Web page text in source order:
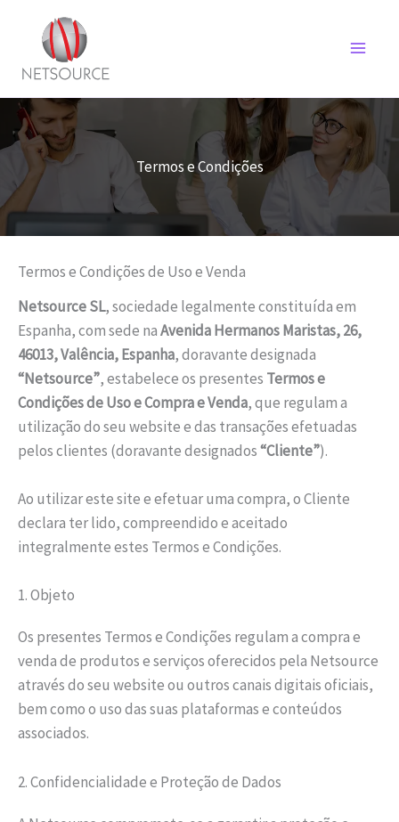
conteúdo
Termos e Condições
Termos e Condições de Uso e Venda
Netsource SL, sociedade legalmente constituída em
Espanha, com sede naAvenida Hermanos Maristas, 26,
46013, Valência, Espanha, doravante designada
“Netsource”, estabelece os presentes Termos e
Condições de Uso e Compra e Venda, que regulam a
utilização do seu website e das transações efetuadas
pelos clientes (doravante designados“Cliente”).
Ao utilizar este site e efetuar uma compra, o Cliente
declara ter lido, compreendido e aceitado
integralmente estes Termos e Condições.
1. Objeto
Os presentes Termos e Condições regulam a compra e
venda de produtos e serviços oferecidos pela Netsource
através do seu website ou outros canais digitais oficiais,
bem como o uso das suas plataformas e conteúdos
associados.
2. Confidencialidade e Proteção de Dados